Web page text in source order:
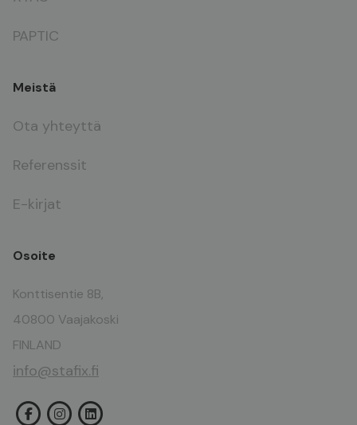
PAPTIC
Meistä
Ota yhteyttä
Referenssit
E-kirjat
Osoite
Konttisentie 8B,
40800 Vaajakoski
FINLAND
info@stafix.fi